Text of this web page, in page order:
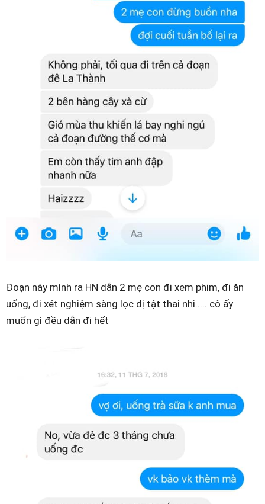
Đoạn này mình ra HN dẫn 2 mẹ con đi xem phim, đi ăn
uống, đi xét nghiệm sàng lọc dị tật thai nhi..... cô ấy
muốn gì đều dẫn đi hết